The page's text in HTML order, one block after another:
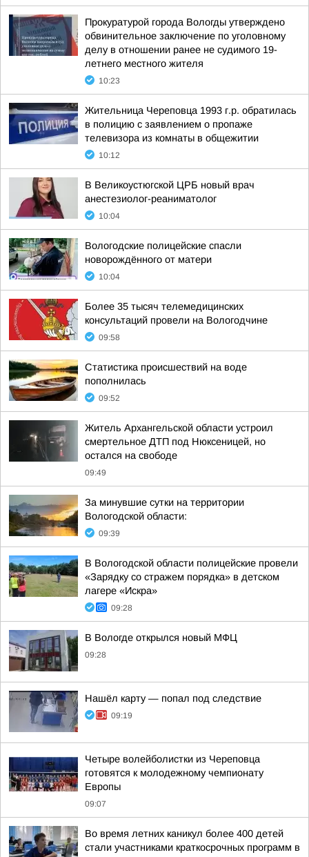
Прокуратурой города Вологды утверждено
обвинительное заключение по уголовному
делу в отношении ранее не судимого 19-
летнего местного жителя
10:23
Жительница Череповца 1993 г.р. обратилась
в полицию с заявлением о пропаже
телевизора из комнаты в общежитии
10:12
В Великоустюгской ЦРБ новый врач
анестезиолог-реаниматолог
10:04
Вологодские полицейские спасли
новорождённого от матери
10:04
Более 35 тысяч телемедицинских
консультаций провели на Вологодчине
09:58
Статистика происшествий на воде
пополнилась
09:52
Житель Архангельской области устроил
смертельное ДТП под Нюксеницей, но
остался на свободе
09:49
За минувшие сутки на территории
Вологодской области:
09:39
В Вологодской области полицейские провели
«Зарядку со стражем порядка» в детском
лагере «Искра»
09:28
В Вологде открылся новый МФЦ
09:28
Нашёл карту — попал под следствие
09:19
Четыре волейболистки из Череповца
готовятся к молодежному чемпионату
Европы
09:07
Во время летних каникул более 400 детей
стали участниками краткосрочных программ в